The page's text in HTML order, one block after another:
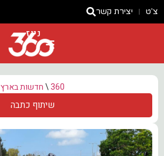
צ'ט יצירת קשר
ניוז
360
\חדשות בארץ
שיתוף כתבה